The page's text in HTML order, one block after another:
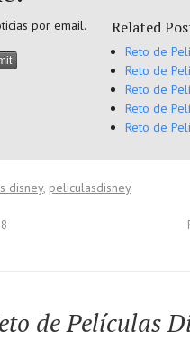
por email. Related
Reto de
Reto de
Reto de
Reto de
Reto de
disney, peliculasdisney
de Películas